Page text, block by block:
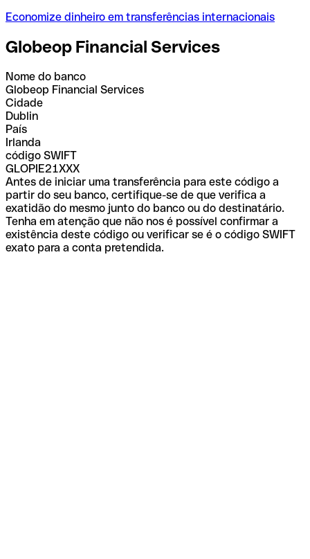
Economize dinheiro em transferências internacionais
Globeop Financial Services
Nome do banco
Globeop Financial Services
Cidade
Dublin
País
Irlanda
código SWIFT
GLOPIE21XXX
Antes de iniciar uma transferência para este código a
partir do seu banco, certifique-se de que verifica a
exatidão do mesmo junto do banco ou do destinatário.
Tenha em atenção que não nos é possível confirmar a
existência deste código ou verificar se é o código SWIFT
exato para a conta pretendida.